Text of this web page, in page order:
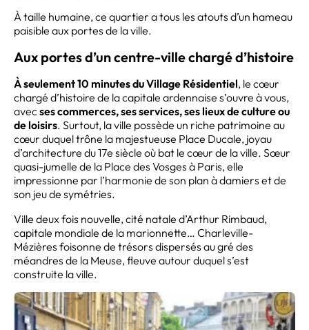
À taille humaine, ce quartier a tous les atouts d’un hameau
paisible aux portes de la ville.
Aux portes d’un centre-ville chargé d’histoire
À seulement 10 minutes du Village Résidentiel, le cœur
chargé d’histoire de la capitale ardennaise s’ouvre à vous,
avecses commerces, ses services, ses lieux de culture ou
de loisirs. Surtout, la ville possède un riche patrimoine au
cœur duquel trône la majestueuse Place Ducale, joyau
d’architecture du 17e siècle où bat le cœur de la ville. Sœur
quasi-jumelle de la Place des Vosges à Paris, elle
impressionne par l’harmonie de son plan à damiers et de
son jeu de symétries.
Ville deux fois nouvelle, cité natale d’Arthur Rimbaud,
capitale mondiale de la marionnette… Charleville-
Mézières foisonne de trésors dispersés au gré des
méandres de la Meuse, fleuve autour duquel s’est
construite la ville.